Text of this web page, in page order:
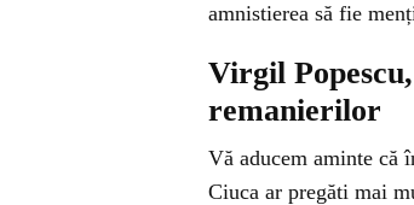
amnistierea să fie
Virgil
remanierilor
Vă aducem aminte că
Ciuca ar pregăti mai